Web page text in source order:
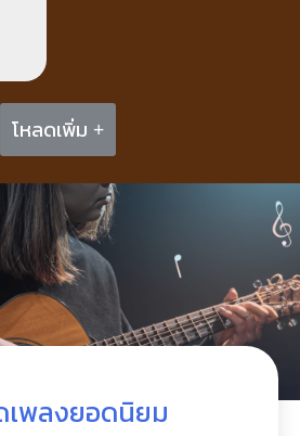
โหลดเพิ่ม +
เพลงยอดนิยม